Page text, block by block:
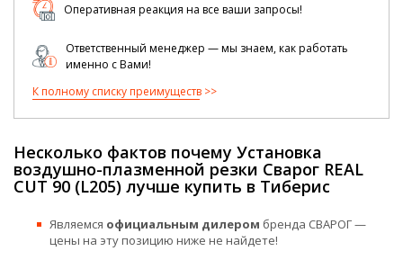
Оперативная реакция на все ваши запросы!
Ответственный менеджер — мы знаем, как работать
именно с Вами!
К полному списку преимуществ
Несколько фактов почему Установка
воздушно-плазменной резки Сварог REAL
CUT 90 (L205) лучше купить в Тиберис
Являемся официальным дилером бренда СВАРОГ —
цены на эту позицию ниже не найдете!